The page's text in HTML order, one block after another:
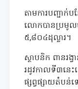
តាមការបញ្ជា
លោកបានប្រមូល
៥,៨០៤ដុល្លារ។
ស្ថាបនិក ពានរង្
រដូវកាលទី៣នេ
ផ្សព្វផ្សាយតំប